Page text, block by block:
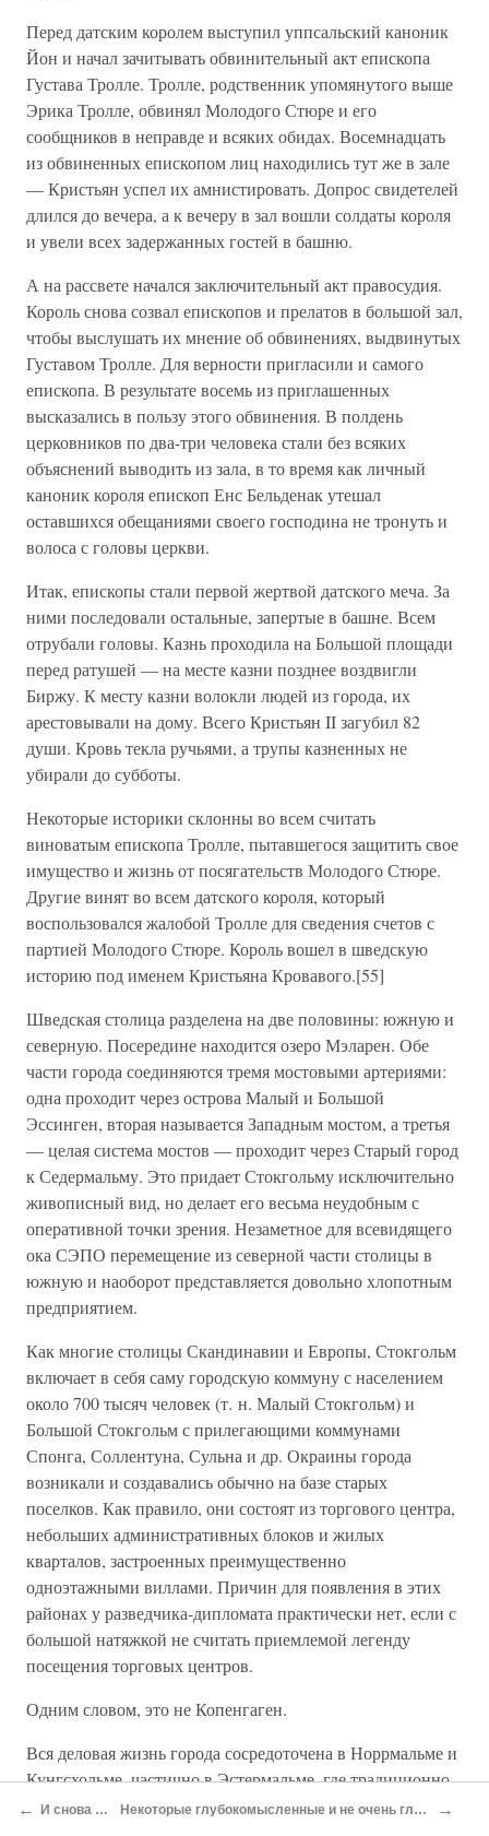
Перед датским королем выступил уппсальский каноник
Йон и начал зачитывать обвинительный акт епископа
Густава Тролле. Тролле, родственник упомянутого выше
Эрика Тролле, обвинял Молодого Стюре и его
сообщников в неправде и всяких обидах. Восемнадцать
из обвиненных епископом лиц находились тут же в зале
— Кристьян успел их амнистировать. Допрос свидетелей
длился до вечера, а к вечеру в зал вошли солдаты короля
и увели всех задержанных гостей в башню.
А на рассвете начался заключительный акт правосудия.
Король снова созвал епископов и прелатов в большой зал,
чтобы выслушать их мнение об обвинениях, выдвинутых
Густавом Тролле. Для верности пригласили и самого
епископа. В результате восемь из приглашенных
высказались в пользу этого обвинения. В полдень
церковников по два-три человека стали без всяких
объяснений выводить из зала, в то время как личный
каноник короля епископ Енс Бельденак утешал
оставшихся обещаниями своего господина не тронуть и
волоса с головы церкви.
Итак, епископы стали первой жертвой датского меча. За
ними последовали остальные, запертые в башне. Всем
отрубали головы. Казнь проходила на Большой площади
перед ратушей — на месте казни позднее воздвигли
Биржу. К месту казни волокли людей из города, их
арестовывали на дому. Всего Кристьян II загубил 82
души. Кровь текла ручьями, а трупы казненных не
убирали до субботы.
Некоторые историки склонны во всем считать
виноватым епископа Тролле, пытавшегося защитить свое
имущество и жизнь от посягательств Молодого Стюре.
Другие винят во всем датского короля, который
воспользовался жалобой Тролле для сведения счетов с
партией Молодого Стюре. Король вошел в шведскую
историю под именем Кристьяна Кровавого.[55]
Шведская столица разделена на две половины: южную и
северную. Посередине находится озеро Мэларен. Обе
части города соединяются тремя мостовыми артериями:
одна проходит через острова Малый и Большой
Эссинген, вторая называется Западным мостом, а третья
— целая система мостов — проходит через Старый город
к Седермальму. Это придает Стокгольму исключительно
живописный вид, но делает его весьма неудобным с
оперативной точки зрения. Незаметное для всевидящего
ока СЭПО перемещение из северной части столицы в
южную и наоборот представляется довольно хлопотным
предприятием.
Как многие столицы Скандинавии и Европы, Стокгольм
включает в себя саму городскую коммуну с населением
около 700 тысяч человек (т. н. Малый Стокгольм) и
Большой Стокгольм с прилегающими коммунами
Спонга, Соллентуна, Сульна и др. Окраины города
возникали и создавались обычно на базе старых
поселков. Как правило, они состоят из торгового центра,
небольших административных блоков и жилых
кварталов, застроенных преимущественно
одноэтажными виллами. Причин для появления в этих
районах у разведчика-дипломата практически нет, если с
большой натяжкой не считать приемлемой легенду
посещения торговых центров.
Одним словом, это не Копенгаген.
Вся деловая жизнь города сосредоточена в Норрмальме и
Кунгсхольме, частично в Эстермальме, где традиционно
располагаются жилища богатых и аристократических
← И снова в дорогу Некоторые глубокомысленные и не очень глубокомысленные наблюдения →